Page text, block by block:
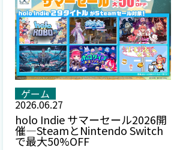
ゲーム
2026.06.27
holo Indie サマーセール2026開
催—SteamとNintendo Switch
で最大50%OFF